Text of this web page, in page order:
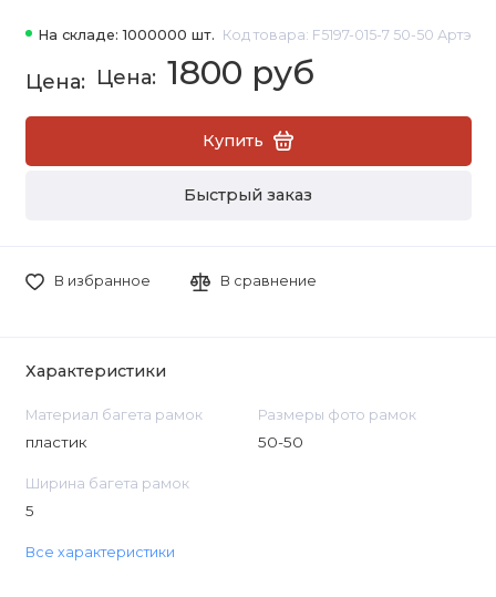
На складе: 1000000 шт. Код товара: F5197-015-7 50-50 Артэ
1800 руб
Купить
Быстрый заказ
В избранное В сравнение
Характеристики
Материал багета рамок
пластик
Размеры фото рамок
50-50
Ширина багета рамок
5
Все характеристики